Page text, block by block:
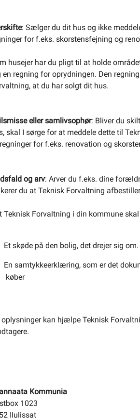
: Sælger du dit hus og ikke
for f.eks. skorstensfejning og
husejer har du pligt til at holde
en regning for oprydningen. Den
at du har solgt dit hus.
eller samlivsophør: Bliver du
skal I sørge for at meddele dette til
for f.eks. renovation og
og arv: Arver du f.eks. dine
du at Teknisk Forvaltning
Teknisk Forvaltning i din kommune
Et skøde på den bolig, det drejer sig
En samtykkeerklæring, som er det
køber
oplysninger kan hjælpe Teknisk
Kommunia
1023
Ilulissat